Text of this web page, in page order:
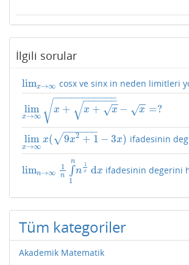
İlgili sorular
limx→∞
limx→∞ cosx ve sinx in neden limitleri
lim
x→∞
x + x + x
−
−
√
− −
−−−−
√
− −
−−−−−−−−−
√ − x
−
−
√ =?
limx→ ∞x+ x+ x−x= ?
lim
x→∞
x( 9x2 + 1
− −
−−−−
√ − 3x)
limx→∞ x(9x2+ 1−3 x ifadesinin
limn→∞
1
n ∫
1
n
n
1
x dx
limn→∞1 n∫ 1nn1 xdx ifadesinin degerini
Tüm kategoriler
Akademik Matematik